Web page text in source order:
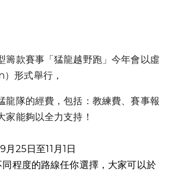
籌款賽事「猛龍越野跑」今年會以虛
形式舉行，
龍隊的經費，包括：教練費、賽事報
家能夠以全力支持！
25日至11月1日
程度的路線任你選擇，大家可以於